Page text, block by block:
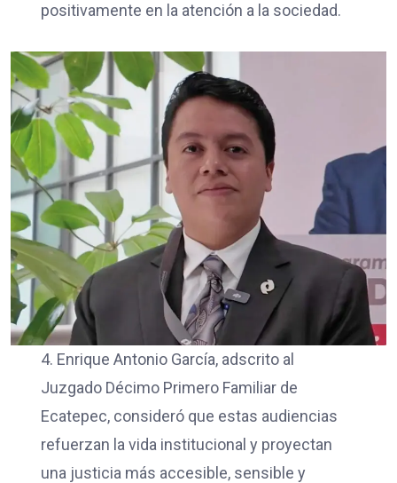
positivamente en la atención a la sociedad.
4. Enrique Antonio García, adscrito al
Juzgado Décimo Primero Familiar de
Ecatepec, consideró que estas audiencias
refuerzan la vida institucional y proyectan
una justicia más accesible, sensible y